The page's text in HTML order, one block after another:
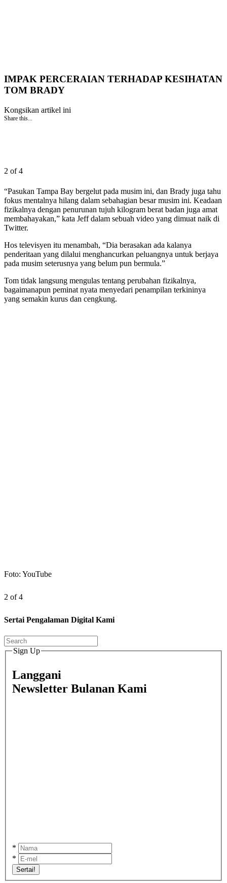
IMPAK PERCERAIAN TERHADAP KESIHATAN
TOM BRADY
Kongsikan artikel ini
Share this...
2 of 4
“Pasukan Tampa Bay bergelut pada musim ini, dan Brady juga tahu
fokus mentalnya hilang dalam sebahagian besar musim ini. Keadaan
fizikalnya dengan penurunan tujuh kilogram berat badan juga amat
membahayakan,” kata Jeff dalam sebuah video yang dimuat naik di
Twitter.
Hos televisyen itu menambah, “Dia berasakan ada kalanya
penderitaan yang dilalui menghancurkan peluangnya untuk berjaya
pada musim seterusnya yang belum pun bermula.”
Tom tidak langsung mengulas tentang perubahan fizikalnya,
bagaimanapun peminat nyata menyedari penampilan terkininya
yang semakin kurus dan cengkung.
Foto: YouTube
2 of 4
Sertai Pengalaman Digital Kami
Sign Up
Langgani
Newsletter Bulanan Kami
*
*
Sertai!